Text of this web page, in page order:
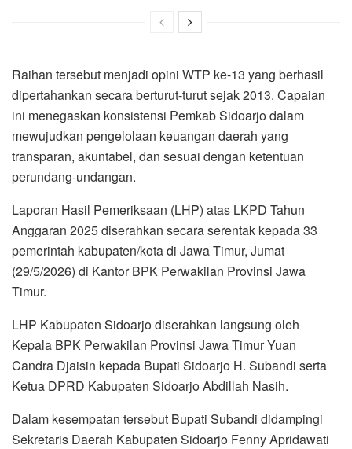
Raihan tersebut menjadi opini WTP ke-13 yang berhasil
dipertahankan secara berturut-turut sejak 2013. Capaian
ini menegaskan konsistensi Pemkab Sidoarjo dalam
mewujudkan pengelolaan keuangan daerah yang
transparan, akuntabel, dan sesuai dengan ketentuan
perundang-undangan.
Laporan Hasil Pemeriksaan (LHP) atas LKPD Tahun
Anggaran 2025 diserahkan secara serentak kepada 33
pemerintah kabupaten/kota di Jawa Timur, Jumat
(29/5/2026) di Kantor BPK Perwakilan Provinsi Jawa
Timur.
LHP Kabupaten Sidoarjo diserahkan langsung oleh
Kepala BPK Perwakilan Provinsi Jawa Timur Yuan
Candra Djaisin kepada Bupati Sidoarjo H. Subandi serta
Ketua DPRD Kabupaten Sidoarjo Abdillah Nasih.
Dalam kesempatan tersebut Bupati Subandi didampingi
Sekretaris Daerah Kabupaten Sidoarjo Fenny Apridawati